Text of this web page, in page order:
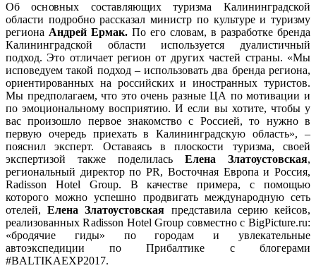
Об основных составляющих туризма Калининградской
области подробно рассказал министр по культуре и туризму
региона Андрей Ермак. По его словам, в разработке бренда
Калининградской области используется дуалистичный
подход. Это отличает регион от других частей страны. «Мы
исповедуем такой подход – использовать два бренда региона,
ориентированных на российских и иностранных туристов.
Мы предполагаем, что это очень разные ЦА по мотивации и
по эмоциональному восприятию. И если вы хотите, чтобы у
вас произошло первое знакомство с Россией, то нужно в
первую очередь приехать в Калининградскую область», –
пояснил эксперт. Оставаясь в плоскости туризма, своей
экспертизой также поделилась Елена Златоустовская,
региональный директор по PR, Восточная Европа и Россия,
Radisson Hotel Group. В качестве примера, с помощью
которого можно успешно продвигать международную сеть
отелей,Елена Златоустовская представила серию кейсов,
реализованных Radisson Hotel Group совместно с BigPicture.ru:
«бродячие гиды» по городам и увлекательные
автоэкспедиции по Прибалтике с блогерами
#BALTIKAEXP2017.